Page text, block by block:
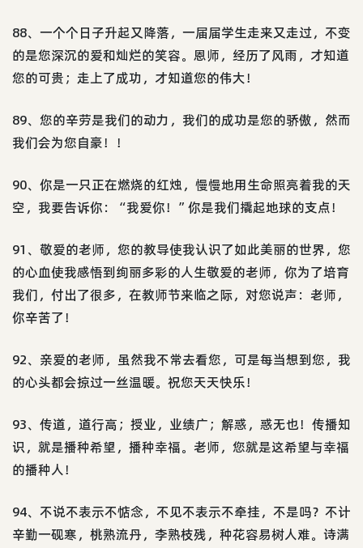
88、一个个日子升起又降落，一届届学生走来又走过，不变
的是您深沉的爱和灿烂的笑容。恩师，经历了风雨，才知道
您的可贵；走上了成功，才知道您的伟大！
89、您的辛劳是我们的动力，我们的成功是您的骄傲，然而
我们会为您自豪！！
90、你是一只正在燃烧的红烛，慢慢地用生命照亮着我的天
空，我要告诉你：“我爱你！”你是我们撬起地球的支点！
91、敬爱的老师，您的教导使我认识了如此美丽的世界，您
的心血使我感悟到绚丽多彩的人生敬爱的老师，你为了培育
我们，付出了很多，在教师节来临之际，对您说声：老师，
你辛苦了！
92、亲爱的老师，虽然我不常去看您，可是每当想到您，我
的心头都会掠过一丝温暖。祝您天天快乐！
93、传道，道行高；授业，业绩广；解惑，惑无也！传播知
识，就是播种希望，播种幸福。老师，您就是这希望与幸福
的播种人！
94、不说不表示不惦念，不见不表示不牵挂，不是吗？不计
辛勤一砚寒，桃熟流丹，李熟枝残，种花容易树人难。诗满